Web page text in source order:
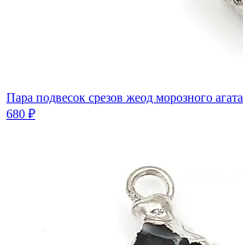
Пара подвесок срезов жеод морозного агата
680 ₽